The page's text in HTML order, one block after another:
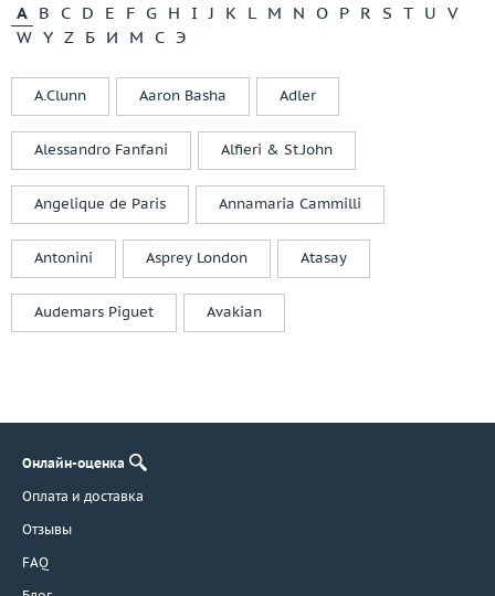
A B C D E F G H I J K L M N O P R S T U V
W Y Z Б И М С Э
A.Clunn Aaron Basha Adler
Alessandro Fanfani Alfieri & St.John
Angelique de Paris Annamaria Cammilli
Antonini Asprey London Atasay
Audemars Piguet Avakian
Онлайн-оценка
Оплата и доставка
Отзывы
FAQ